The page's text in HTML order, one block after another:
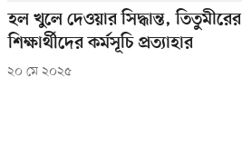
হল খুলে দেওয়ার সিদ্ধান্ত, তিতুমীরের
শিক্ষার্থীদের কর্মসূচি প্রত্যাহার
২০ মে ২০২৫